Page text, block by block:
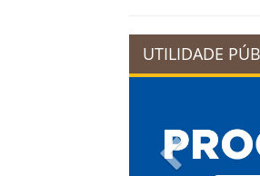
UTILIDADE
Previous